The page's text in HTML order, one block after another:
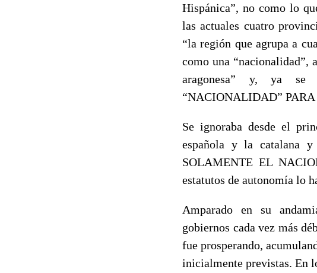
Hispánica”, no como lo
las actuales cuatro
“la región que agrupa a
como una “nacionalidad”,
aragonesa” y, ya se
“NACIONALIDAD”
Se ignoraba desde el
española y la catalana y
SOLAMENTE EL
estatutos de autonomía lo
Amparado en su
gobiernos cada vez más
fue prosperando,
inicialmente previstas. En